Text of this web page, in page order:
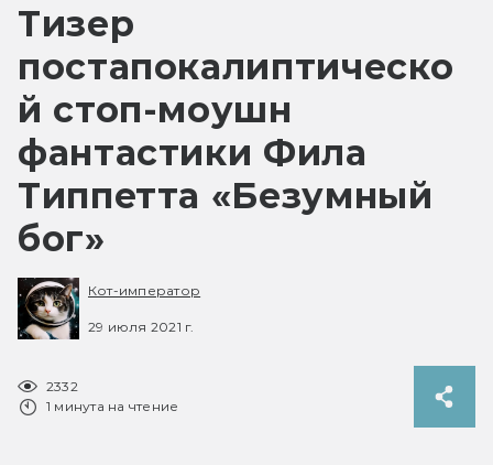
Тизер
постапокалиптическо
й стоп-моушн
фантастики Фила
Типпетта «Безумный
бог»
Кот-император
29 июля 2021 г.
2332
1 минута на чтение